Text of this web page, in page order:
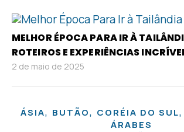
MELHOR ÉPOCA PARA IR À
ROTEIROS E EXPERIÊNCIAS
2 de maio de 2025
ÁSIA, BUTÃO, CORÉIA DO SUL,
ÁRABES